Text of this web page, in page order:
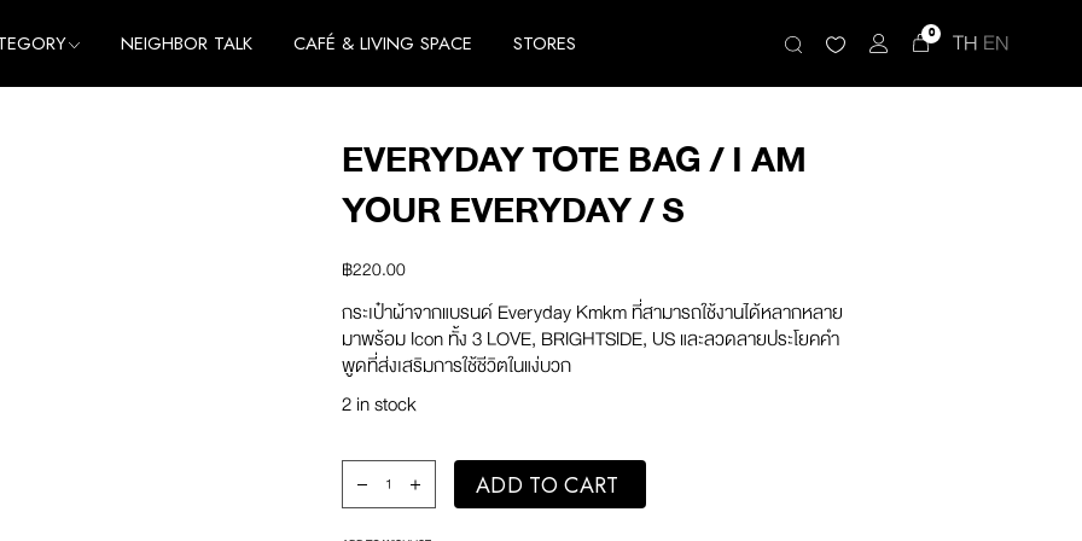
NEIGHBOR TALK CAFÉ & LIVING SPACE STORES 0 TH EN
EVERYDAY TOTE BAG / I AM
YOUR EVERYDAY / S
฿220.00
กระเป๋าผ้าจากแบรนด์ Everyday Kmkm ที่สามารถใช้งานได้หลากหลาย
มาพร้อม Icon ทั้ง 3 LOVE, BRIGHTSIDE, US และลวดลายประโยคคำ
พูดที่ส่งเสริมการใช้ชีวิตในแง่บวก
2 in stock
Everyday Tote Bag / I AM YOUR EVERYDAY / S quantity
ADD TO CART